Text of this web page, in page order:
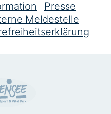
Presse
Meldestelle